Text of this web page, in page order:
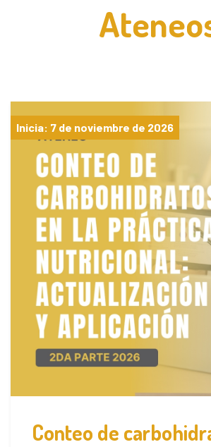
Inicia: 7 de noviembre de 2026
Conteo de